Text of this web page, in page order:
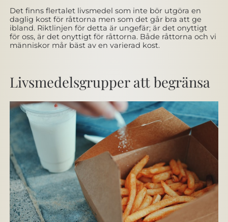
Det finns flertalet livsmedel som inte bör utgöra en
daglig kost för råttorna men som det går bra att ge
ibland. Riktlinjen för detta är ungefär; är det onyttigt
för oss, är det onyttigt för råttorna. Både råttorna och vi
människor mår bäst av en varierad kost.
Livsmedelsgrupper att begränsa